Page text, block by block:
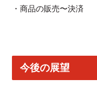
・商品の販売〜決済
今後の展望